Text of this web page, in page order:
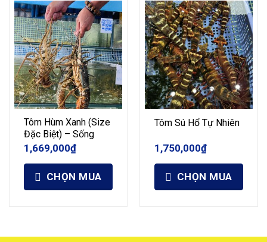
Tôm Hùm Xanh (Size
Đặc Biệt) – Sống
1,669,000₫
CHỌN MUA
Tôm Sú Hổ Tự Nhiên
1,750,000₫
CHỌN MUA